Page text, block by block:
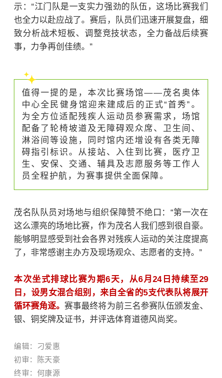
示：“江门队是一支实力强劲的队伍，这场比赛我们
也全力以赴应战了。赛后，队员们迅速开展复盘，细
致分析战术短板、调整竞技状态，全力备战后续赛
事，力争再创佳绩。”
值得一提的是，本次比赛场馆——茂名奥体
中心全民健身馆迎来建成后的正式“首秀”。
为全方位适配残疾人运动员参赛需求，场馆
配备了轮椅坡道及无障碍观众席、卫生间、
淋浴间等设施，同时馆内还增设有各类无障
碍指引标识。从接站、入住到比赛，医疗卫
生、安保、交通、辅具及志愿服务等工作人
员全程护航，为赛事提供全面保障。
茂名队队员对场地与组织保障赞不绝口：“第一次在
这么漂亮的场地比赛，作为茂名人我们感到很自豪。
能够明显感受到社会各界对残疾人运动的关注度提高
了，非常感谢主办方及现场观众、志愿者的支持。”
本次坐式排球比赛为期6天，从6月24日持续至29
日，设男女混合组别，来自全省的5支代表队将展开
循环赛角逐。 赛事最终将为前三名参赛队伍颁发金、
银、铜奖牌及证书，并评选体育道德风尚奖。
编辑：刁爱惠
初审：陈天豪
终审：何康源